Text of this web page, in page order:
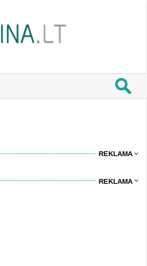
REKLAMA
REKLAMA